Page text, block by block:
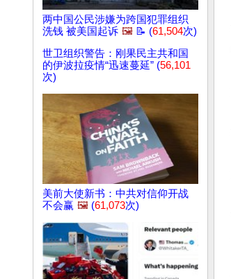
两中国公民涉嫌为跨国犯罪组织
洗钱 被美国起诉 🖼️ 📝 (61,504次)
世卫组织警告：刚果民主共和国
的伊波拉疫情“迅速蔓延” (56,101
次)
美前大使新书：中共对信仰开战
不会赢 🖼️ (61,073次)